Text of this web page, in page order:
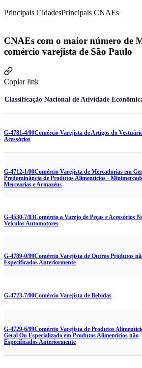
Principais CidadesPrincipais CNAEs
CNAEs com o maior número de
comércio varejista de São Paulo
Copiar link
Classificação Nacional de Atividade
G-4781-4/00Comércio Varejista de Artigos do
Acessórios
G-4712-1/00Comércio Varejista de Mercadorias em
Predominância de Produtos Alimentícios -
Mercearias e Armazéns
G-4530-7/03Comércio a Varejo de Peças e Acessórios
Veículos Automotores
G-4789-0/99Comércio Varejista de Outros Produtos
Especificados Anteriormente
G-4723-7/00Comércio Varejista de Bebidas
G-4729-6/99Comércio Varejista de Produtos
Geral Ou Especializado em Produtos Alimentícios não
Especificados Anteriormente